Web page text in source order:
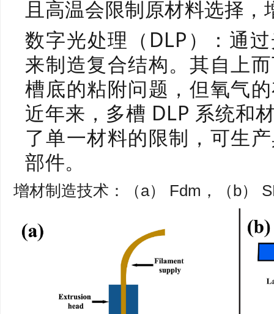
且高温会限制原材料选择，
数字光处理（DLP）：通
来制造复合结构。其自上
槽底的粘附问题，但氧气
近年来，多槽 DLP 系统和
了单一材料的限制，可生
部件。
增材制造技术：（a） Fdm，（b）